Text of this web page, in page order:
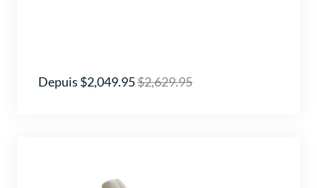
Depuis $2,049.95$2,629.95